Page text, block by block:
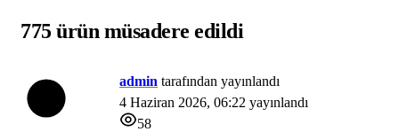
775 ürün müsadere edildi
admin tarafından yayınlandı
4 Haziran 2026, 06:22 yayınlandı
58